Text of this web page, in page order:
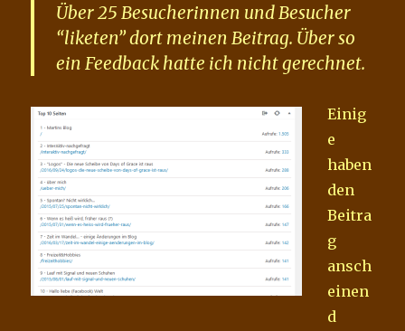
Über 25 Besucherinnen und Besucher
“liketen” dort meinen Beitrag. Über so
ein Feedback hatte ich nicht gerechnet.
Einig
e
haben
den
Beitra
g
ansch
einen
d